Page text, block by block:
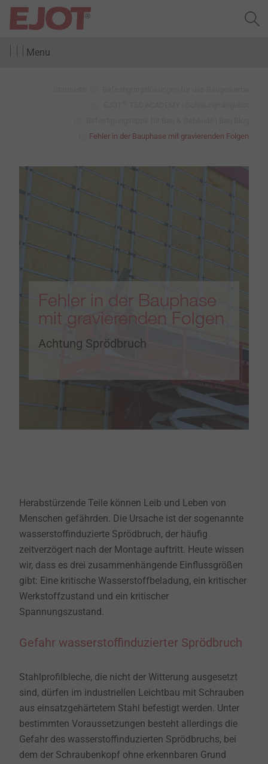
Menu
Fehler in der Bauphase mit gravierenden Folgen
Fehler in der Bauphase
mit gravierenden Folgen
Achtung Sprödbruch
Herabstürzende Teile können Leib und Leben von
Menschen gefährden. Die Ursache ist der sogenannte
wasserstoffinduzierte Sprödbruch, der häufig
zeitverzögert nach der Montage auftritt. Heute wissen
wir, dass es drei zusammenhängende Einflussgrößen
gibt: Eine kritische Wasserstoffbeladung, ein kritischer
Werkstoffzustand und ein kritischer
Spannungszustand.
Gefahr wasserstoffinduzierter Sprödbruch
Stahlprofilbleche, die nicht der Witterung ausgesetzt
sind, dürfen im industriellen Leichtbau mit Schrauben
aus einsatzgehärtetem Stahl befestigt werden. Unter
bestimmten Voraussetzungen besteht allerdings die
Gefahr des wasserstoffinduzierten Sprödbruchs, bei
dem der Schraubenkopf ohne erkennbaren Grund